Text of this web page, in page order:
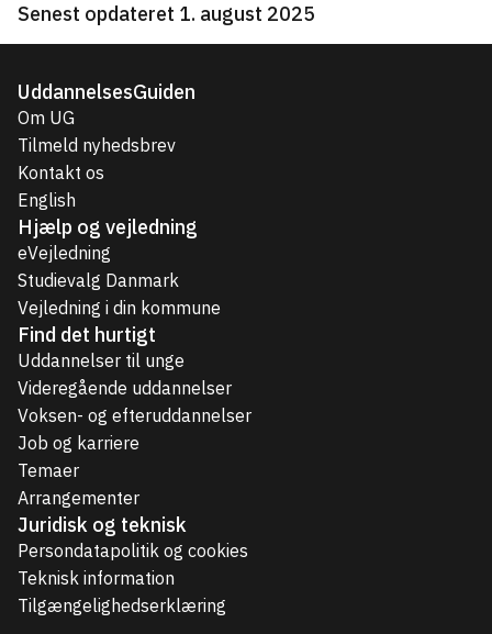
Senest opdateret 1. august 2025
UddannelsesGuiden
Om UG
Tilmeld nyhedsbrev
Kontakt os
English
Hjælp og vejledning
eVejledning
Studievalg Danmark
Vejledning i din kommune
Find det hurtigt
Uddannelser til unge
Videregående uddannelser
Voksen- og efteruddannelser
Job og karriere
Temaer
Arrangementer
Juridisk og teknisk
Persondatapolitik og cookies
Teknisk information
Tilgængelighedserklæring